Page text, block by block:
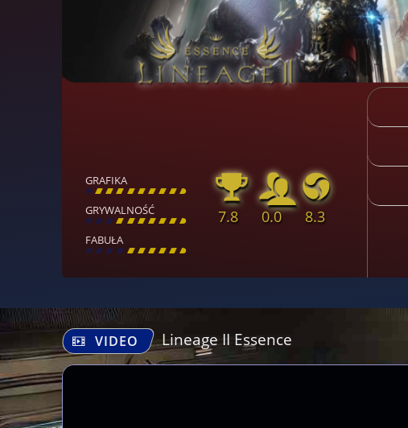
GRAFIKA
[ \ \ \ \ \ \ \ \ ]
GRYWALNOŚĆ
[ \ \ \ \ \ \ \ \ ]
FABUŁA
[ \ \ \ \ \ \ \ \ ]
7.8 0.0 8.3
VIDEO Lineage II Essence